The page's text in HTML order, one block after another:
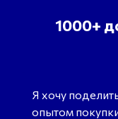
1000+
Я хочу
опытом